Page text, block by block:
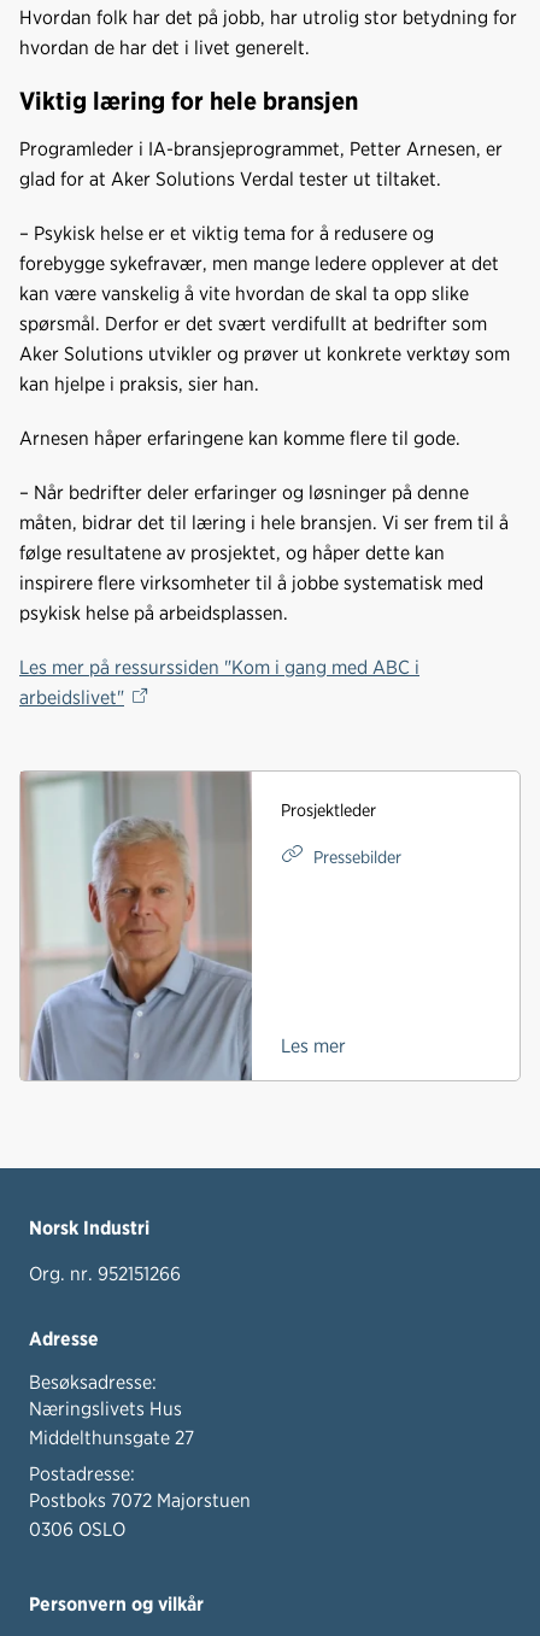
Hvordan folk har det på jobb, har utrolig stor betydning for
hvordan de har det i livet generelt.
Viktig læring for hele bransjen
Programleder i IA-bransjeprogrammet, Petter Arnesen, er
glad for at Aker Solutions Verdal tester ut tiltaket.
– Psykisk helse er et viktig tema for å redusere og
forebygge sykefravær, men mange ledere opplever at det
kan være vanskelig å vite hvordan de skal ta opp slike
spørsmål. Derfor er det svært verdifullt at bedrifter som
Aker Solutions utvikler og prøver ut konkrete verktøy som
kan hjelpe i praksis, sier han.
Arnesen håper erfaringene kan komme flere til gode.
– Når bedrifter deler erfaringer og løsninger på denne
måten, bidrar det til læring i hele bransjen. Vi ser frem til å
følge resultatene av prosjektet, og håper dette kan
inspirere flere virksomheter til å jobbe systematisk med
psykisk helse på arbeidsplassen.
Les mer på ressurssiden "Kom i gang med ABC i
arbeidslivet"
Prosjektleder
Pressebilder
Les mer
Norsk Industri
Org. nr. 952151266
Adresse
Besøksadresse:
Næringslivets Hus
Middelthunsgate 27
Postadresse:
Postboks 7072 Majorstuen
0306 OSLO
Personvern og vilkår